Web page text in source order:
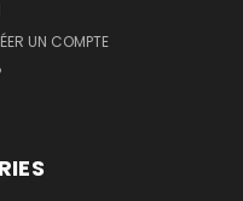
UN COMPTE